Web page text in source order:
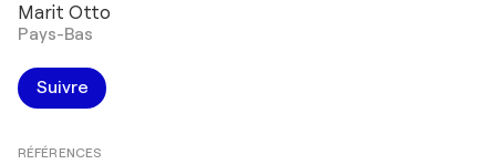
Marit Otto
Pays-Bas
Suivre
RÉFÉRENCES